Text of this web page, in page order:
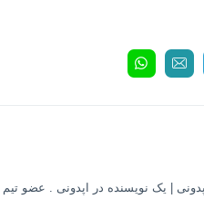
| یک نویسنده در اپدونی . عضو